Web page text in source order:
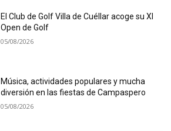
El Club de Golf Villa de Cuéllar acoge su XI
Open de Golf
05/08/2026
Música, actividades populares y mucha
diversión en las fiestas de Campaspero
05/08/2026